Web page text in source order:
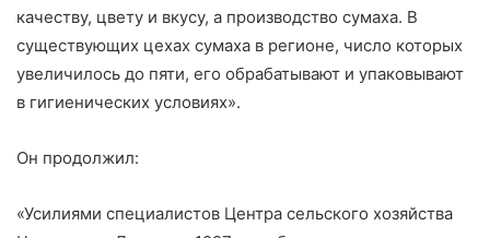
качеству, цвету и вкусу, а производство сумаха. В
существующих цехах сумаха в регионе, число которых
увеличилось до пяти, его обрабатывают и упаковывают
в гигиенических условиях».
Он продолжил:
«Усилиями специалистов Центра сельского хозяйства